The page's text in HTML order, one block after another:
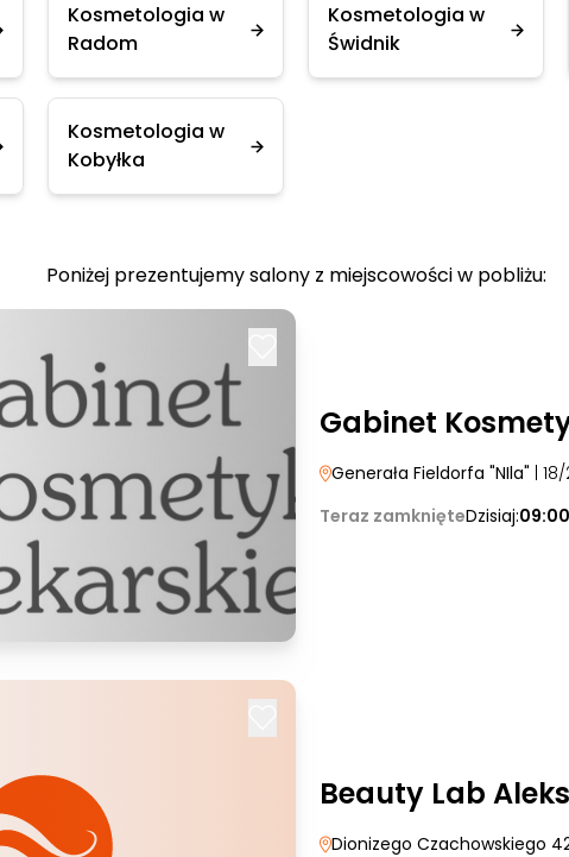
Kosmetologia w
Radom
Kosmetologia w
Świdnik
Kosmetologia w
Kobyłka
Poniżej prezentujemy salony z miejscowości w pobliżu:
Gabinet
Generała Fieldorfa "NIla" |
Teraz zamknięteDzisiaj:
Beauty Lab
Dionizego Czachowskiego